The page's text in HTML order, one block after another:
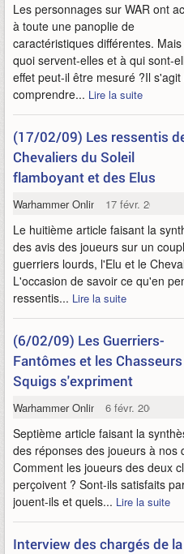
Les personnages sur WAR ont
à toute une panoplie de
caractéristiques différentes.
quoi servent-elles et à qui sont-
effet peut-il être mesuré ?Il
comprendre... Lire la suite
(17/02/09) Les ressentis
Chevaliers du Soleil
flamboyant et des Elus
Warhammer Online 17 févr. 2009
Le huitième article faisant la
des avis des joueurs sur un
guerriers lourds, l'Elu et le
L'occasion de savoir ce qu'en
ressentis... Lire la suite
(6/02/09) Les Guerriers-
Fantômes et les
Squigs s'expriment
Warhammer Online 6 févr. 2009
Septième article faisant la
des réponses des joueurs à nos
Comment les joueurs des deux
perçoivent ? Sont-ils satisfaits
jouent-ils et quels... Lire la suite
Interview des chargés de la